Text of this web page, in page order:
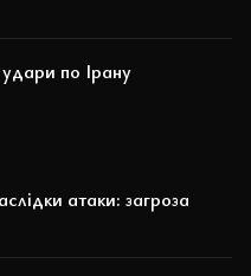
по Ірану
атаки: загроза